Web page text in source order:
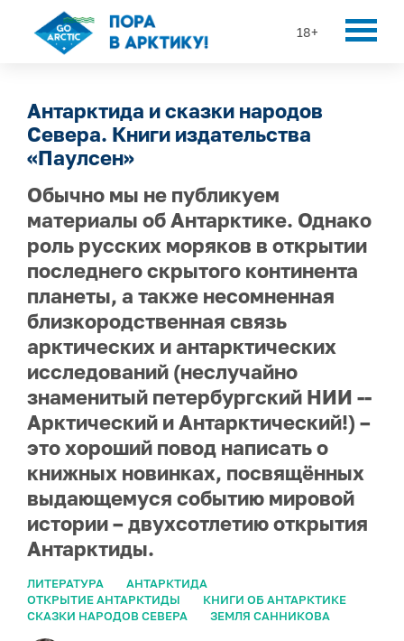
18+
Антарктида и сказки народов
Севера. Книги издательства
«Паулсен»
Обычно мы не публикуем
материалы об Антарктике. Однако
роль русских моряков в открытии
последнего скрытого континента
планеты, а также несомненная
близкородственная связь
арктических и антарктических
исследований (неслучайно
знаменитый петербургский НИИ --
Арктический и Антарктический!) –
это хороший повод написать о
книжных новинках, посвящённых
выдающемуся событию мировой
истории – двухсотлетию открытия
Антарктиды.
ЛИТЕРАТУРА
АНТАРКТИДА
ОТКРЫТИЕ АНТАРКТИДЫ
КНИГИ ОБ АНТАРКТИКЕ
СКАЗКИ НАРОДОВ СЕВЕРА
ЗЕМЛЯ САННИКОВА